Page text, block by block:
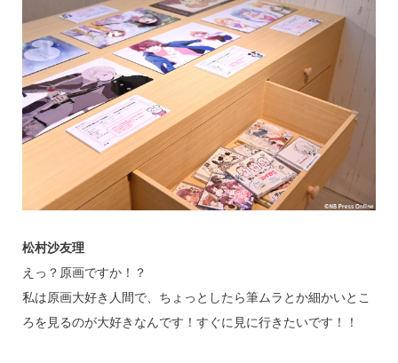
松村沙友理
えっ？原画ですか！？
私は原画大好き人間で、ちょっとしたら筆ムラとか細かいとこ
ろを見るのが大好きなんです！すぐに見に行きたいです！！